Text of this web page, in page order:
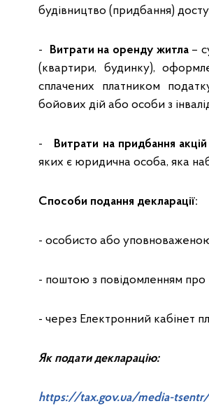
будівництво (придбання)
- Витрати на оренду житла–
(квартири, будинку),
сплачених платником
бойових дій або особи з
- Витрати на придбання
яких є юридична особа, яка
Способи подання декларації:
- особисто або
- поштою з повідомленням про
- через Електронний кабінет
Як подати декларацію:
https://tax.gov.ua/media-